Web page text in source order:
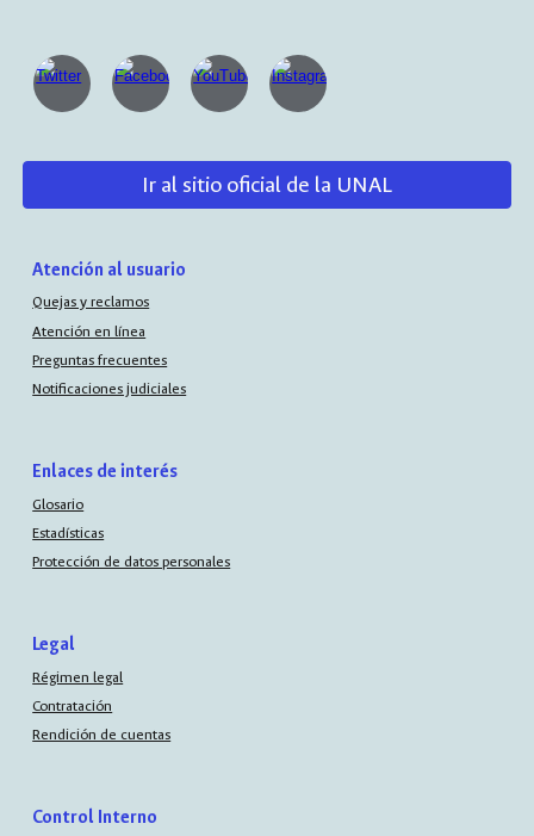
Ir al sitio oficial de la UNAL
Atención al usuario
Quejas y reclamos
Atención en línea
Preguntas frecuentes
Notificaciones judiciales
Enlaces de interés
Glosario
Estadísticas
Protección de datos personales
Legal
Régimen legal
Contratación
Rendición de cuentas
Control Interno